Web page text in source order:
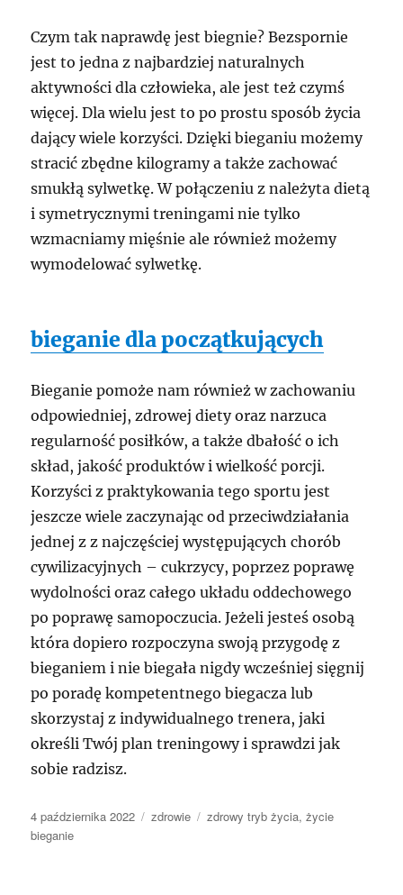
Czym tak naprawdę jest biegnie? Bezspornie
jest to jedna z najbardziej naturalnych
aktywności dla człowieka, ale jest też czymś
więcej. Dla wielu jest to po prostu sposób życia
dający wiele korzyści. Dzięki bieganiu możemy
stracić zbędne kilogramy a także zachować
smukłą sylwetkę. W połączeniu z należyta dietą
i symetrycznymi treningami nie tylko
wzmacniamy mięśnie ale również możemy
wymodelować sylwetkę.
bieganie dla początkujących
Bieganie pomoże nam również w zachowaniu
odpowiedniej, zdrowej diety oraz narzuca
regularność posiłków, a także dbałość o ich
skład, jakość produktów i wielkość porcji.
Korzyści z praktykowania tego sportu jest
jeszcze wiele zaczynając od przeciwdziałania
jednej z z najczęściej występujących chorób
cywilizacyjnych – cukrzycy, poprzez poprawę
wydolności oraz całego układu oddechowego
po poprawę samopoczucia. Jeżeli jesteś osobą
która dopiero rozpoczyna swoją przygodę z
bieganiem i nie biegała nigdy wcześniej sięgnij
po poradę kompetentnego biegacza lub
skorzystaj z indywidualnego trenera, jaki
określi Twój plan treningowy i sprawdzi jak
sobie radzisz.
Data
publikacji
4 października 2022 Kategorie
zdrowie Tagi
zdrowy tryb życia,życie
bieganie